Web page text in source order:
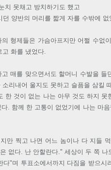
치 못채고 방치하기도 했고
양반의 머리를 짧게 자를 수밖에 없
형제들은 가슴아프지만 어쩔 수없
고 화를 냈었다.
매를 맞으면서도 할머니 수발을 들
리내어 울지도 못하고 슬픔을 삼킬
한 것이 없는 나는 아무 것도 하지 못
. 함께 한 고통이 없었기에 나는 마
만 찍고 나면 어느 놈이나 다 지들
없다. 난 안할란다." 세상이 두 쪽 나
다"며 투표소에서까지 다짐을 받으시